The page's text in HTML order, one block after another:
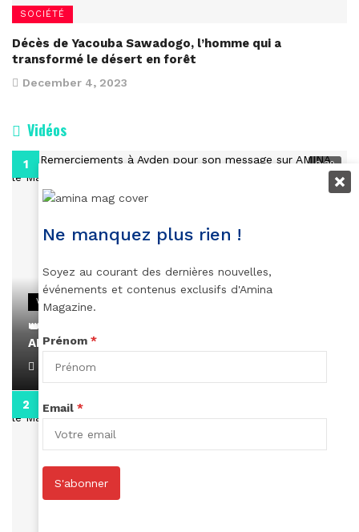
SOCIÉTÉ
Décès de Yacouba Sawadogo, l’homme qui a
transformé le désert en forêt
December 4, 2023
Vidéos
0:29
VIDEOS
👑 Remerciements à Ayden pour son message sur
AMINA, le Magazine de la Femme
April 1, 2022
Ne manquez plus rien !
Soyez au courant des dernières nouvelles,
événements et contenus exclusifs d'Amina
Magazine.
Prénom *
Email *
S'abonner